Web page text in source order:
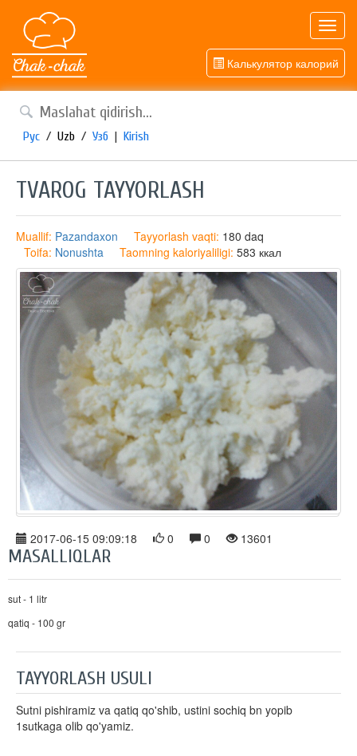
Калькулятор калорий
Рус / Uzb / Узб | Kirish
TVAROG TAYYORLASH
Muallif: Pazandaxon Tayyorlash vaqti: 180 daq
Toifa: Nonushta Taomning kaloriyaliligi: 583 ккал
2017-06-15 09:09:18 0 0 13601
MASALLIQLAR
sut - 1 litr
qatiq - 100 gr
TAYYORLASH USULI
Sutni pishiramiz va qatiq qo'shib, ustini sochiq bn yopib
1sutkaga olib qo'yamiz.